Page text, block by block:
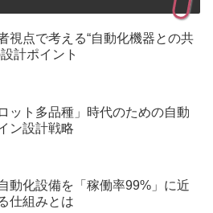
視点で考える“自動化機器との共
計ポイント
ロット多品種」時代のための自動
ン設計戦略
動化設備を「稼働率99%」に近
仕組みとは